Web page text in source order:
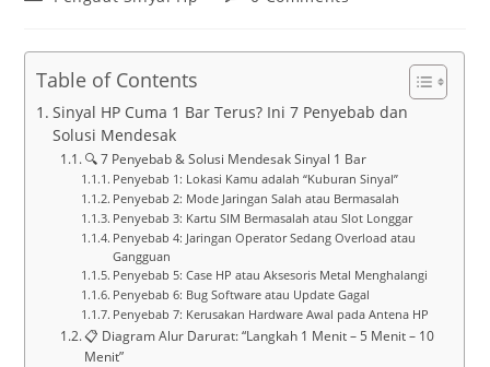
Table of Contents
Sinyal HP Cuma 1 Bar Terus? Ini 7 Penyebab dan
Solusi Mendesak
🔍 7 Penyebab & Solusi Mendesak Sinyal 1 Bar
Penyebab 1: Lokasi Kamu adalah “Kuburan Sinyal”
Penyebab 2: Mode Jaringan Salah atau Bermasalah
Penyebab 3: Kartu SIM Bermasalah atau Slot Longgar
Penyebab 4: Jaringan Operator Sedang Overload atau
Gangguan
Penyebab 5: Case HP atau Aksesoris Metal Menghalangi
Penyebab 6: Bug Software atau Update Gagal
Penyebab 7: Kerusakan Hardware Awal pada Antena HP
📋 Diagram Alur Darurat: “Langkah 1 Menit – 5 Menit – 10
Menit”